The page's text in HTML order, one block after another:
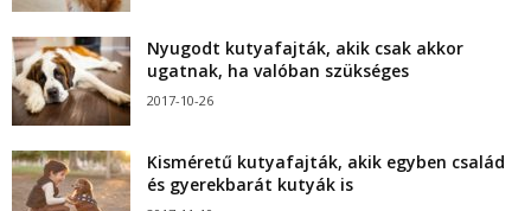
Nyugodt kutyafajták, akik csak akkor
ugatnak, ha valóban szükséges
2017-10-26
Kisméretű kutyafajták, akik egyben család
és gyerekbarát kutyák is